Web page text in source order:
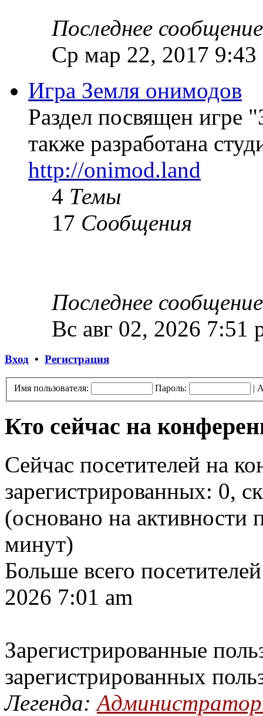
Последнее сообщение
Ср мар 22, 2017 9:43
Игра Земля онимодов
Раздел посвящен игре
также разработана
http://onimod.land
4 Темы
17 Сообщения
Последнее сообщение
Вс авг 02, 2026 7:51
Вход • Регистрация
Имя пользователя: Пароль: |
Кто сейчас на
Сейчас посетителей на
зарегистрированных: 0,
(основано на активности
минут)
Больше всего
2026 7:01 am
Зарегистрированные
зарегистрированных
Легенда: